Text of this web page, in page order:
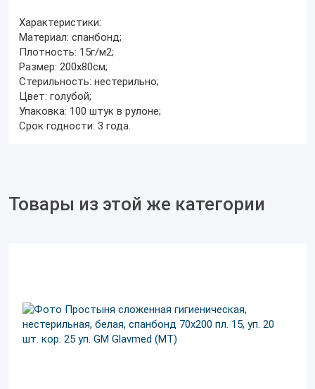
Характеристики:
Материал: спанбонд;
Плотность: 15г/м2;
Размер: 200х80см;
Стерильность: нестерильно;
Цвет: голубой;
Упаковка: 100 штук в рулоне;
Срок годности: 3 года.
Товары из этой же категории